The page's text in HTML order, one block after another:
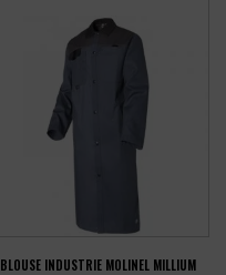
BLOUSE INDUSTRIE MOLINEL MILLIUM